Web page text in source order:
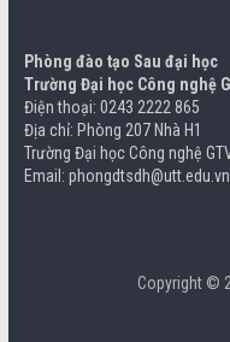
Phòng đào tạo Sau đại học
Trường Đại học Công nghệ
Điện thoại: 0243 2222 865
Địa chỉ: Phòng 207 Nhà H1
Trường Đại học Công nghệ
Email: phongdtsdh@utt.edu.vn
Copyright ©